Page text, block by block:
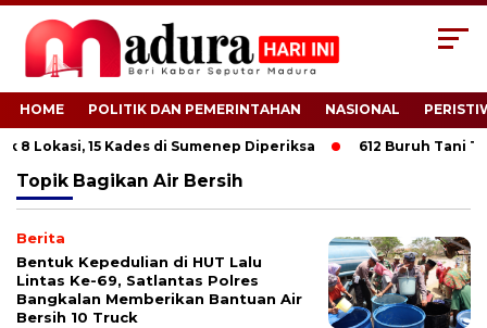
HOME POLITIK DAN PEMERINTAHAN NASIONAL
Lokasi, 15 Kades di Sumenep Diperiksa 612 Buruh Tani
Topik Bagikan Air Bersih
Berita
Bentuk Kepedulian di HUT Lalu
Lintas Ke-69, Satlantas Polres
Bangkalan Memberikan Bantuan Air
Bersih 10 Truck